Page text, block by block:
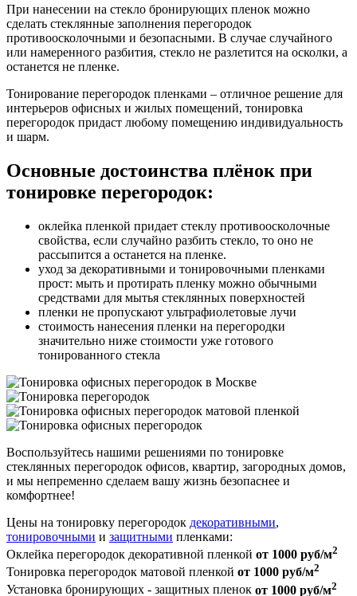
При нанесении на стекло бронирующих пленок можно
сделать стеклянные заполнения перегородок
противоосколочными и безопасными. В случае случайного
или намеренного разбития, стекло не разлетится на осколки, а
останется не пленке.
Тонирование перегородок пленками – отличное решение для
интерьеров офисных и жилых помещений, тонировка
перегородок придаст любому помещению индивидуальность
и шарм.
Основные достоинства плёнок при
тонировке перегородок:
оклейка пленкой придает стеклу противоосколочные
свойства, если случайно разбить стекло, то оно не
рассыпится а останется на пленке.
уход за декоративными и тонировочными пленками
прост: мыть и протирать пленку можно обычными
средствами для мытья стеклянных поверхностей
пленки не пропускают ультрафиолетовые лучи
стоимость нанесения пленки на перегородки
значительно ниже стоимости уже готового
тонированного стекла
Воспользуйтесь нашими решениями по тонировке
стеклянных перегородок офисов, квартир, загородных домов,
и мы непременно сделаем вашу жизнь безопаснее и
комфортнее!
Цены на тонировку перегородок декоративными,
тонировочными и защитными пленками:
Оклейка перегородок декоративной пленкой от 1000 руб/м2
Тонировка перегородок матовой пленкой от 1000 руб/м2
Установка бронирующих - защитных пленок от 1000 руб/м2